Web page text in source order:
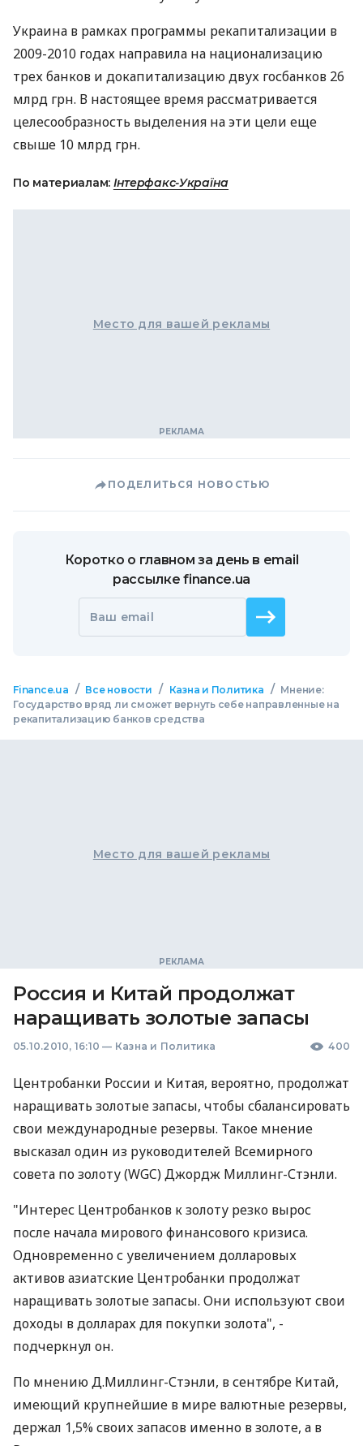
Украина в рамках программы рекапитализации в
2009-2010 годах направила на национализацию
трех банков и докапитализацию двух госбанков 26
млрд грн. В настоящее время рассматривается
целесообразность выделения на эти цели еще
свыше 10 млрд грн.
По материалам: Інтерфакс-Україна
Место для вашей рекламы
ПОДЕЛИТЬСЯ НОВОСТЬЮ
Коротко о главном за день в email
рассылке finance.ua
Ваш email
Finance.ua / Все новости / Казна и Политика / Мнение:
Государство вряд ли сможет вернуть себе направленные на
рекапитализацию банков средства
Место для вашей рекламы
Россия и Китай продолжат
наращивать золотые запасы
05.10.2010, 16:10 — Казна и Политика 400
Центробанки России и Китая, вероятно, продолжат
наращивать золотые запасы, чтобы сбалансировать
свои международные резервы. Такое мнение
высказал один из руководителей Всемирного
совета по золоту (WGC) Джордж Миллинг-Стэнли.
"Интерес Центробанков к золоту резко вырос
после начала мирового финансового кризиса.
Одновременно с увеличением долларовых
активов азиатские Центробанки продолжат
наращивать золотые запасы. Они используют свои
доходы в долларах для покупки золота", -
подчеркнул он.
По мнению Д.Миллинг-Стэнли, в сентябре Китай,
имеющий крупнейшие в мире валютные резервы,
держал 1,5% своих запасов именно в золоте, а в